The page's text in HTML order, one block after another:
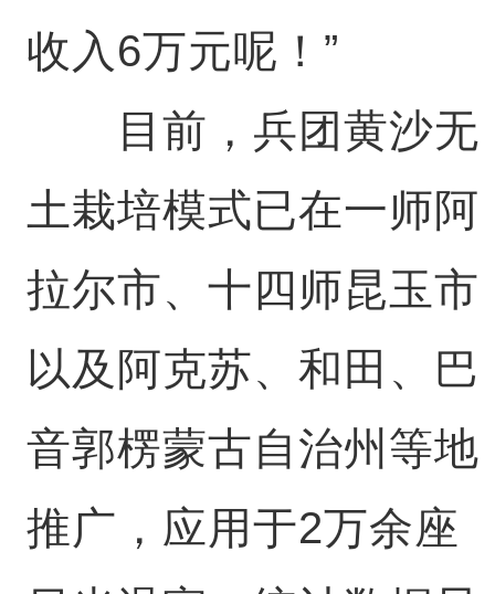
收入6万元呢！”
目前，兵团黄沙无
土栽培模式已在一师阿
拉尔市、十四师昆玉市
以及阿克苏、和田、巴
音郭楞蒙古自治州等地
推广，应用于2万余座